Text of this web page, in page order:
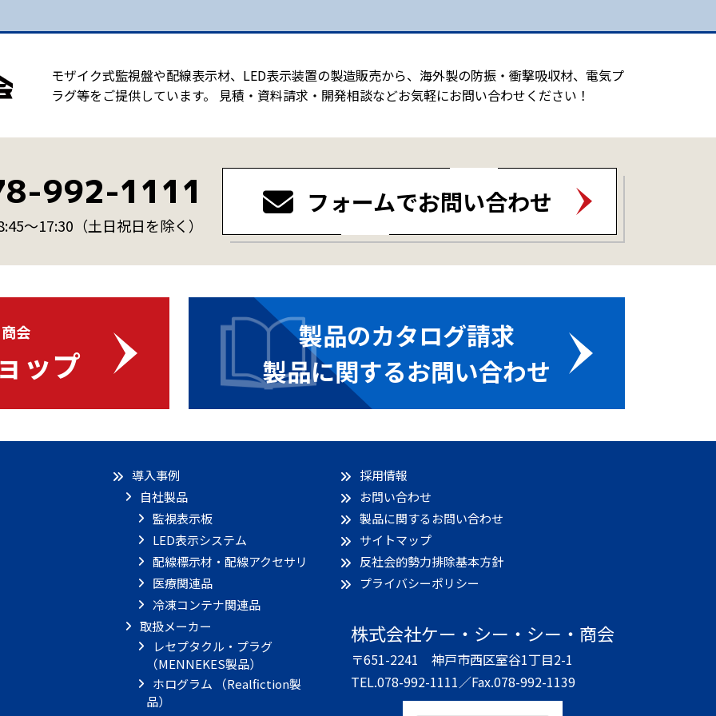
モザイク式監視盤や配線表示材、LED表示装置の製造販売から、海外製の防振・衝撃吸収材、電気プ
ラグ等をご提供しています。 見積・資料請求・開発相談などお気軽にお問い合わせください！
992-1111
～17:30 （土日祝日を除く）
フォームでお問い合わせ
会
ップ
製品のカタログ請求
製品に関するお問い合わせ
導入事例
自社製品
監視表示板
LED表示システム
配線標示材・配線アクセサリ
医療関連品
冷凍コンテナ関連品
取扱メーカー
レセプタクル・プラグ
（MENNEKES製品）
ホログラム （Realfiction製
品）
採用情報
お問い合わせ
製品に関するお問い合わせ
サイトマップ
反社会的勢力排除基本方針
プライバシーポリシー
株式会社ケー・シー・シー・商会
〒651-2241 神戸市西区室谷1丁目2-1
TEL.078-992-1111／Fax.078-992-1139